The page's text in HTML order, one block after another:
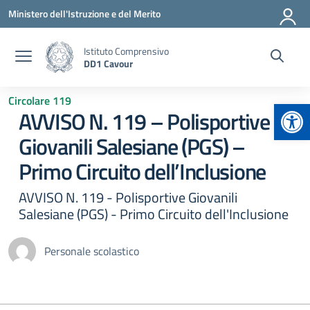
Vai ai contenuti
Vai al menu di navigazione
Vai al footer
Ministero dell'Istruzione e del Merito
Istituto Comprensivo
DD1 Cavour
Circolare 119
AVVISO N. 119 – Polisportive
Giovanili Salesiane (PGS) –
Primo Circuito dell’Inclusione
AVVISO N. 119 - Polisportive Giovanili
Salesiane (PGS) - Primo Circuito dell'Inclusione
Personale scolastico